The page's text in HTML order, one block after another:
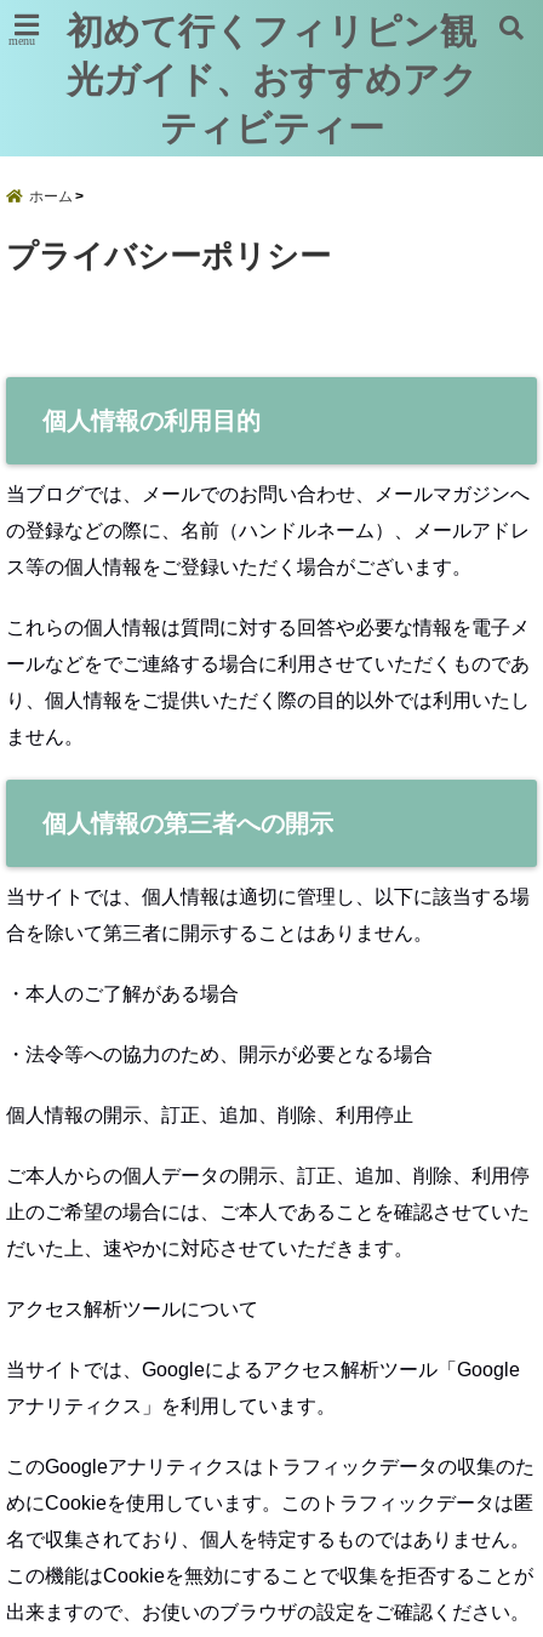
menu
初めて行くフィリピン観
光ガイド、おすすめアク
ティビティー
ホーム
プライバシーポリシー
個人情報の利用目的
当ブログでは、メールでのお問い合わせ、メールマガジンへ
の登録などの際に、名前（ハンドルネーム）、メールアドレ
ス等の個人情報をご登録いただく場合がございます。
これらの個人情報は質問に対する回答や必要な情報を電子メ
ールなどをでご連絡する場合に利用させていただくものであ
り、個人情報をご提供いただく際の目的以外では利用いたし
ません。
個人情報の第三者への開示
当サイトでは、個人情報は適切に管理し、以下に該当する場
合を除いて第三者に開示することはありません。
・本人のご了解がある場合
・法令等への協力のため、開示が必要となる場合
個人情報の開示、訂正、追加、削除、利用停止
ご本人からの個人データの開示、訂正、追加、削除、利用停
止のご希望の場合には、ご本人であることを確認させていた
だいた上、速やかに対応させていただきます。
アクセス解析ツールについて
当サイトでは、Googleによるアクセス解析ツール「Google
アナリティクス」を利用しています。
このGoogleアナリティクスはトラフィックデータの収集のた
めにCookieを使用しています。このトラフィックデータは匿
名で収集されており、個人を特定するものではありません。
この機能はCookieを無効にすることで収集を拒否することが
出来ますので、お使いのブラウザの設定をご確認ください。